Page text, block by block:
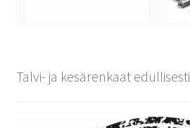
Talvi- ja kesärenkaat edullisesti